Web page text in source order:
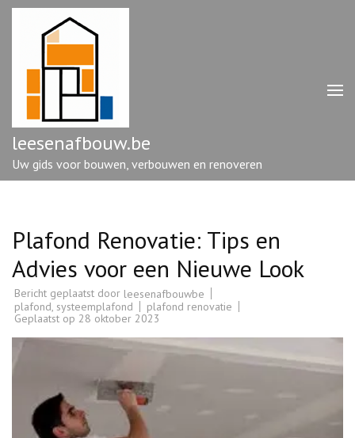
Ga
enter)
leesenafbouw.be
Uw gids voor bouwen, verbouwen en renoveren
Plafond Renovatie: Tips en
Advies voor een Nieuwe Look
Bericht geplaatst door leesenafbouwbe
plafond, systeemplafond
plafond renovatie
Geplaatst op 28 oktober 2023